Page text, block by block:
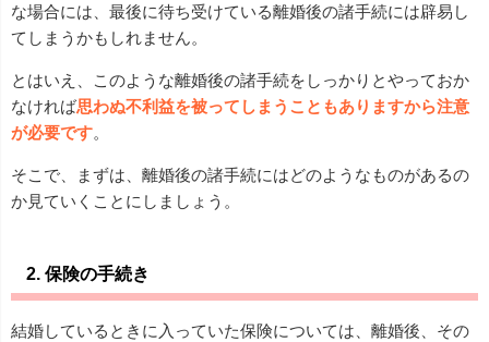
な場合には、最後に待ち受けている離婚後の諸手続には辟易し
てしまうかもしれません。
とはいえ、このような離婚後の諸手続をしっかりとやっておか
なければ思わぬ不利益を被ってしまうこともありますから注意
が必要です。
そこで、まずは、離婚後の諸手続にはどのようなものがあるの
か見ていくことにしましょう。
2. 保険の手続き
結婚しているときに入っていた保険については、離婚後、その